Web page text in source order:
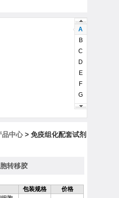
A
B
C
D
E
F
G
H
I
K
P
品中心> 免疫组化配套试剂
转移胶
包装规格
价格